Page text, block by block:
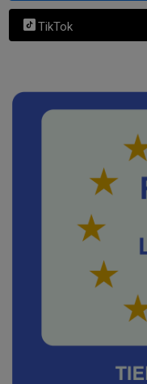
TikTok